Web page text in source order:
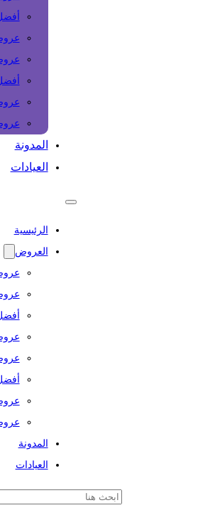
المدونة
العيادات
الرئيسية
العروض
المدونة
العيادات